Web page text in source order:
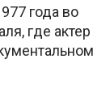
года во
где актер